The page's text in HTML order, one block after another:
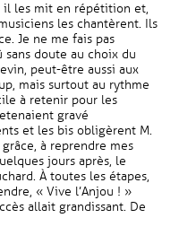
il les mit en répétition et,
les chantèrent. Ils
Je ne me fais pas
sans doute au choix du
peut-être aussi aux
mais surtout au rythme
à retenir pour les
gravé
et les bis obligèrent M.
à reprendre mes
jours après, le
À toutes les étapes,
« Vive l’Anjou ! »
allait grandissant. De